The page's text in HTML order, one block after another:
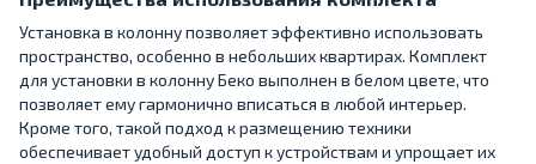
Установка в колонну позволяет эффективно использовать
пространство, особенно в небольших квартирах. Комплект
для установки в колонну Беко выполнен в белом цвете, что
позволяет ему гармонично вписаться в любой интерьер.
Кроме того, такой подход к размещению техники
обеспечивает удобный доступ к устройствам и упрощает их